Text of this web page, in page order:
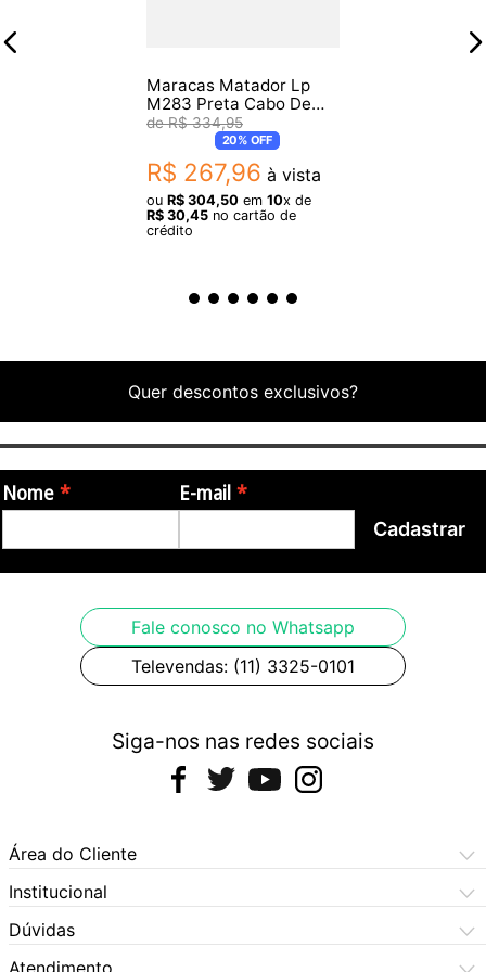
- Teclas: 8 teclas coloridas
- 3 meses de garantia pelo fabricante
Origem:
- China
Maracas Matador Lp
M283 Preta Cabo De
Madeira
R$ 334,95
20%OFF
R$ 267,96 à vista
ou R$ 304,50 em 10x de
R$ 30,45 no cartão de
crédito
Quer descontos exclusivos?
Nome E-mail
Cadastrar
Fale conosco no Whatsapp
Televendas: (11) 3325-0101
Siga-nos nas redes sociais
Área do Cliente
Meus Pedidos
Meus Dados
Institucional
Central de Atendimento
Dúvidas Frequentes
Dúvidas
Como Comprar